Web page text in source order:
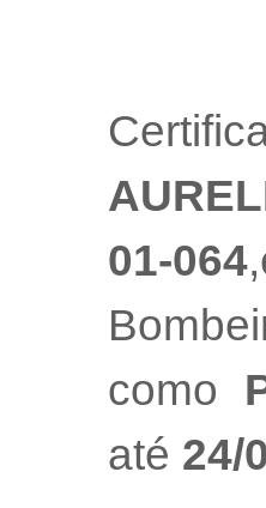
01-064
como
até 24/